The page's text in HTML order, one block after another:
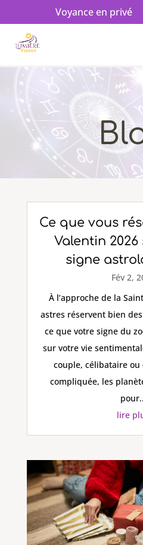
Voyance en privé 01 72
Ce que vous
Valentin
signe
Fév 2,
À l’approche de la
astres réservent bien
ce que votre signe du
sur votre vie
couple, célibataire
compliquée, les
lire